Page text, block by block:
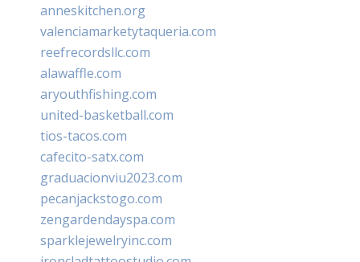
anneskitchen.org
valenciamarketytaqueria.com
reefrecordsllc.com
alawaffle.com
aryouthfishing.com
united-basketball.com
tios-tacos.com
cafecito-satx.com
graduacionviu2023.com
pecanjackstogo.com
zengardendayspa.com
sparklejewelryinc.com